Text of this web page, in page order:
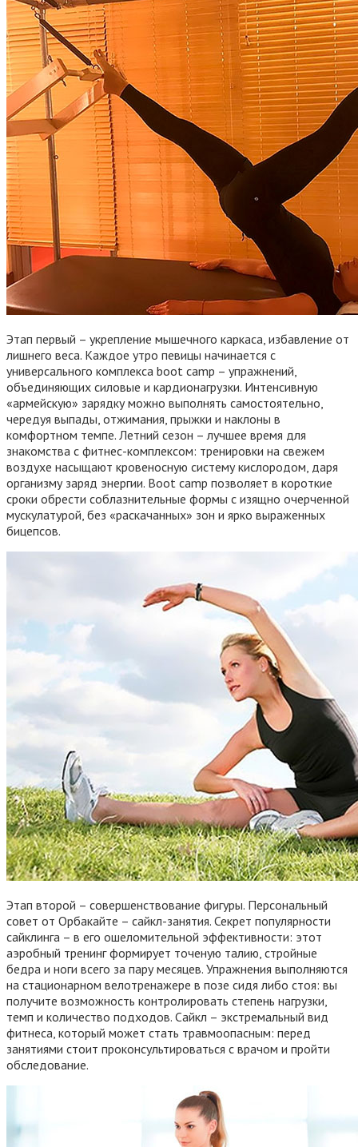
Этап первый – укрепление мышечного каркаса, избавление от
лишнего веса. Каждое утро певицы начинается с
универсального комплекса boot camp – упражнений,
объединяющих силовые и кардионагрузки. Интенсивную
«армейскую» зарядку можно выполнять самостоятельно,
чередуя выпады, отжимания, прыжки и наклоны в
комфортном темпе. Летний сезон – лучшее время для
знакомства с фитнес-комплексом: тренировки на свежем
воздухе насыщают кровеносную систему кислородом, даря
организму заряд энергии. Boot camp позволяет в короткие
сроки обрести соблазнительные формы с изящно очерченной
мускулатурой, без «раскачанных» зон и ярко выраженных
бицепсов.
Этап второй – совершенствование фигуры. Персональный
совет от Орбакайте – сайкл-занятия. Секрет популярности
сайклинга – в его ошеломительной эффективности: этот
аэробный тренинг формирует точеную талию, стройные
бедра и ноги всего за пару месяцев. Упражнения выполняются
на стационарном велотренажере в позе сидя либо стоя: вы
получите возможность контролировать степень нагрузки,
темп и количество подходов. Сайкл – экстремальный вид
фитнеса, который может стать травмоопасным: перед
занятиями стоит проконсультироваться с врачом и пройти
обследование.